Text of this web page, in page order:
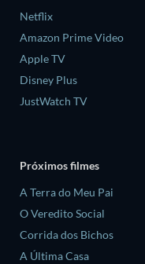
Netflix
Amazon Prime Video
Apple TV
Disney Plus
JustWatch TV
Próximos filmes
A Terra do Meu Pai
O Veredito Social
Corrida dos Bichos
A Última Casa